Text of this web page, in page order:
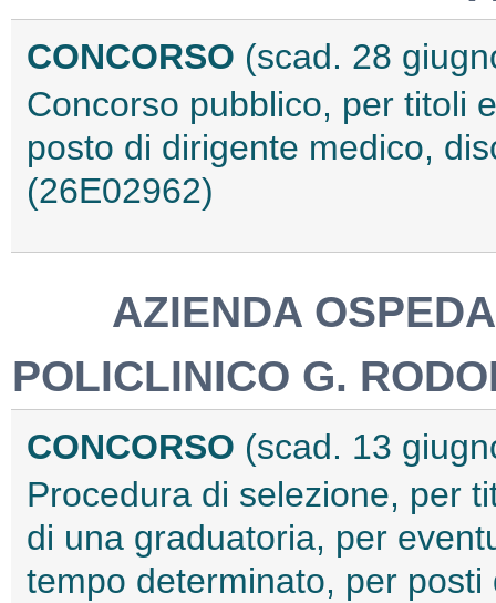
CONCORSO (scad. 28
Concorso pubblico, per titoli
posto di dirigente medico,
(26E02962)
AZIENDA
POLICLINICO G.
CONCORSO (scad. 13
Procedura di selezione, per
di una graduatoria, per
tempo determinato, per